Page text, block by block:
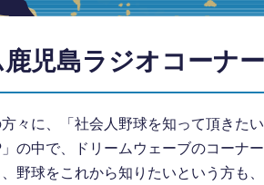
児島ラジオコーナ
々に、「社会人野球を知って頂きた
の中で、ドリームウェーブのコーナ
野球をこれから知りたいという方も